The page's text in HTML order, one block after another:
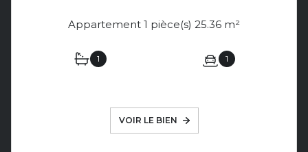
Appartement 1 pièce(s) 25.36 m²
1 1
VOIR LE BIEN